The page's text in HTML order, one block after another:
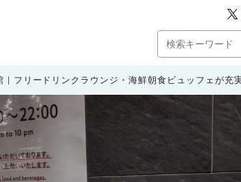
｜フリードリンクラウンジ・海鮮朝食ビュッフェが充